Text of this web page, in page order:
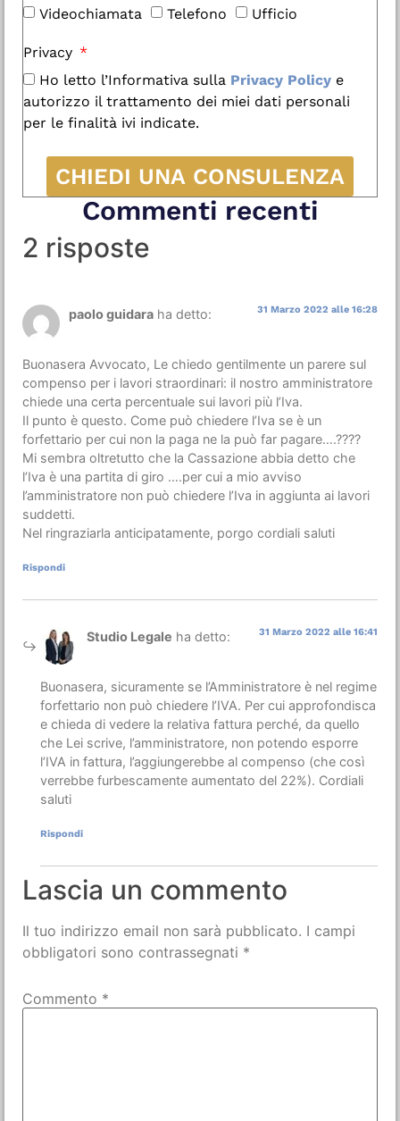
Videochiamata Telefono Ufficio
Privacy
Ho letto l’Informativa sulla Privacy Policy e
autorizzo il trattamento dei miei dati personali
per le finalità ivi indicate.
CHIEDI UNA CONSULENZA
Commenti recenti
2 risposte
paolo guidara ha detto: 31 Marzo 2022 alle 16:28
Buonasera Avvocato, Le chiedo gentilmente un parere sul
compenso per i lavori straordinari: il nostro amministratore
chiede una certa percentuale sui lavori più l’Iva.
Il punto è questo. Come può chiedere l’Iva se è un
forfettario per cui non la paga ne la può far pagare….????
Mi sembra oltretutto che la Cassazione abbia detto che
l’Iva è una partita di giro ….per cui a mio avviso
l’amministratore non può chiedere l’Iva in aggiunta ai lavori
suddetti.
Nel ringraziarla anticipatamente, porgo cordiali saluti
Rispondi
Studio Legale ha detto: 31 Marzo 2022 alle 16:41
Buonasera, sicuramente se l’Amministratore è nel regime
forfettario non può chiedere l’IVA. Per cui approfondisca
e chieda di vedere la relativa fattura perché, da quello
che Lei scrive, l’amministratore, non potendo esporre
l’IVA in fattura, l’aggiungerebbe al compenso (che così
verrebbe furbescamente aumentato del 22%). Cordiali
saluti
Rispondi
Lascia un commento
Il tuo indirizzo email non sarà pubblicato. I campi
obbligatori sono contrassegnati *
Commento *